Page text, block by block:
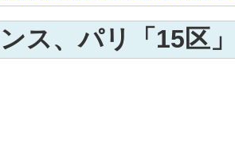
ス、パリ「15区